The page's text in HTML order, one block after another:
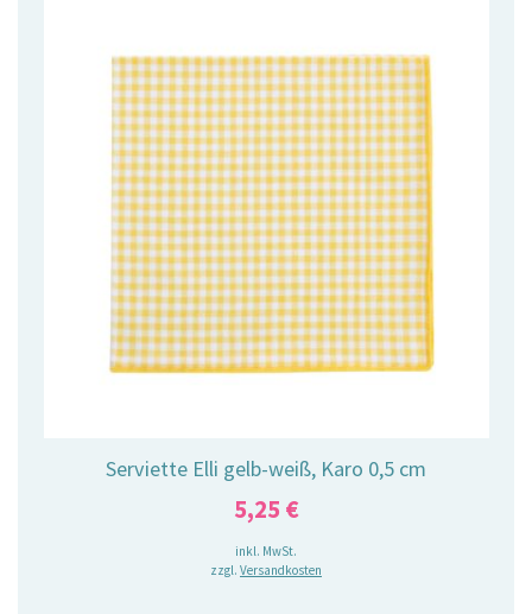
Serviette Elli gelb-weiß, Karo 0,5 cm
5,25 €
inkl. MwSt.
zzgl. Versandkosten